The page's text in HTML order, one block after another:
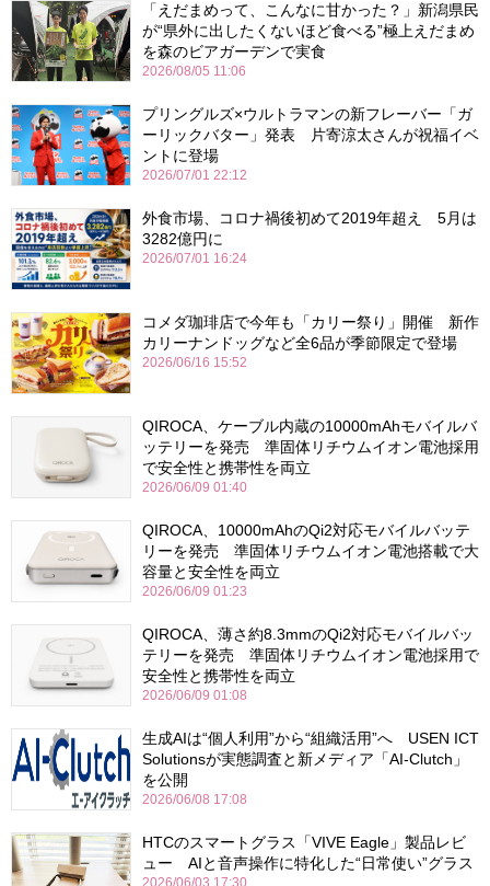
「えだまめって、こんなに甘かった？」新潟県民
が“県外に出したくないほど食べる”極上えだまめ
を森のビアガーデンで実食
2026/08/05 11:06
プリングルズ×ウルトラマンの新フレーバー「ガ
ーリックバター」発表 片寄涼太さんが祝福イベ
ントに登場
2026/07/01 22:12
外食市場、コロナ禍後初めて2019年超え 5月は
3282億円に
2026/07/01 16:24
コメダ珈琲店で今年も「カリー祭り」開催 新作
カリーナンドッグなど全6品が季節限定で登場
2026/06/16 15:52
QIROCA、ケーブル内蔵の10000mAhモバイルバ
ッテリーを発売 準固体リチウムイオン電池採用
で安全性と携帯性を両立
2026/06/09 01:40
QIROCA、10000mAhのQi2対応モバイルバッテ
リーを発売 準固体リチウムイオン電池搭載で大
容量と安全性を両立
2026/06/09 01:23
QIROCA、薄さ約8.3mmのQi2対応モバイルバッ
テリーを発売 準固体リチウムイオン電池採用で
安全性と携帯性を両立
2026/06/09 01:08
生成AIは“個人利用”から“組織活用”へ USEN ICT
Solutionsが実態調査と新メディア「AI-Clutch」
を公開
2026/06/08 17:08
HTCのスマートグラス「VIVE Eagle」製品レビ
ュー AIと音声操作に特化した“日常使い”グラス